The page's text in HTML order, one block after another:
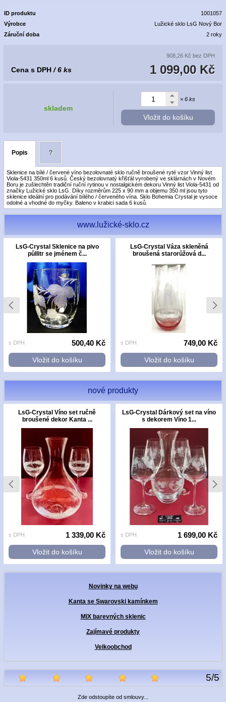
Novinky na webu
Kanta se Swarovski kamínkem
MIX barevných sklenic
Zajímavé produkty
Velkoobchod
5/5
Zde odstoupíte od smlouvy...
ID produktu
1001057
Výrobce
Lužické sklo LsG Nový Bor
Záruční doba
2 roky
908,26 Kč bez DPH
1 099,00 Kč
Cena s DPH / 6 ks
skladem
× 6 ks
Vložit do košíku
Popis ?
Sklenice na bílé / červené víno bezolovnaté sklo ručně broušené ryté vzor Vinný list
Viola-5431 350ml 6 kusů. Český bezolovnatý křišťál vyrobený ve sklárnách v Novém
Boru je zušlechtěn tradiční ruční rytinou v nostalgickém dekoru Vinný list Viola-5431 od
značky Lužické sklo LsG. Díky rozměrům 225 x 90 mm a objemu 350 ml jsou tyto
sklenice ideální pro podávání bílého / červeného vína. Sklo Bohemia Crystal je vysoce
odolné a vhodné do myčky. Baleno v krabici sada 6 kusů.
www.lužické-sklo.cz
LsG-Crystal Sklenice na pivo
půllitr se jménem č...
s DPH 500,40 Kč
Vložit do košíku
LsG-Crystal Váza skleněná
broušená starorůžová d...
s DPH 749,00 Kč
Vložit do košíku
nové produkty
LsG-Crystal Víno set ručně
broušené dekor Kanta ...
s DPH 1 339,00 Kč
Vložit do košíku
LsG-Crystal Dárkový set na víno
s dekorem Víno 1...
s DPH 1 699,00 Kč
Vložit do košíku